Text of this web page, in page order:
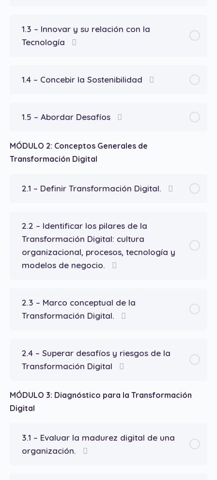
1.3 – Innovar y su relación con la
Tecnología
1.4 – Concebir la Sostenibilidad
1.5 – Abordar Desafíos
MÓDULO 2: Conceptos Generales de
Transformación Digital
2.1 – Definir Transformación Digital.
2.2 – Identificar los pilares de la
Transformación Digital: cultura
organizacional, procesos, tecnología y
modelos de negocio.
2.3 – Marco conceptual de la
Transformación Digital.
2.4 – Superar desafíos y riesgos de la
Transformación Digital
MÓDULO 3: Diagnóstico para la Transformación
Digital
3.1 – Evaluar la madurez digital de una
organización.